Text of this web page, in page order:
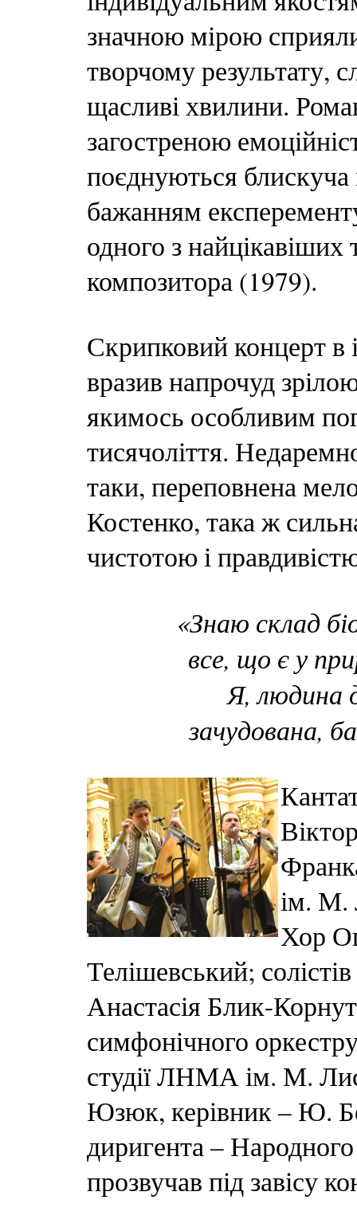
значною мірою
творчому результату,
щасливі хвилини.
загостреною
поєднуються блискуча
бажанням
одного з найцікавіших
композитора (1979).
Скрипковий концерт в
вразив напрочуд
якимось особливим
тисячоліття.
таки, переповнена
Костенко, така ж
чистотою і
«Знаю склад
все, що є у
Я, людина
зачудована,
ім. М.
Хор
Телішевський;
Анастасія Блик-
симфонічного
студії ЛНМА ім. М.
Юзюк, керівник – Ю.
диригента –
прозвучав під завісу